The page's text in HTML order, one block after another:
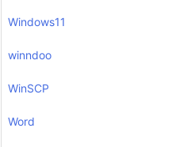
Windows11
winndoo
WinSCP
Word